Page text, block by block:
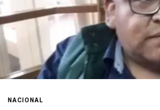
NACIONAL